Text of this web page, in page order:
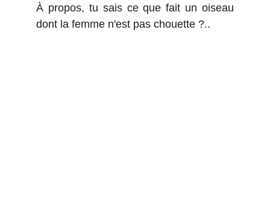
À propos, tu sais ce que fait un oiseau
dont la femme n'est pas chouette ?..